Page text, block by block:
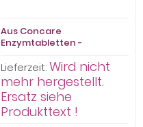
Aus Concare
Enzymtabletten -
werden Ote Wiper
Enzymtabletten 4 x 10 Tabs
Lieferzeit:Wird nicht
mehr hergestellt.
Ersatz siehe
Produkttext !